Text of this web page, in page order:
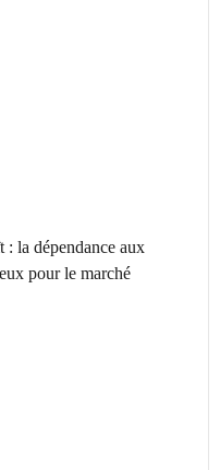
: la dépendance aux
pour le marché